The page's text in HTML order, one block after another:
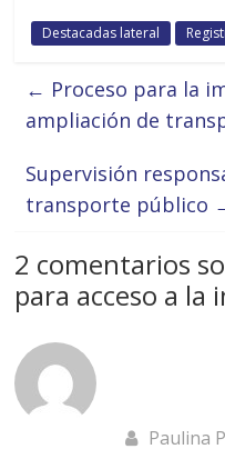
Destacadas lateral
← Proceso para la
ampliación de
Supervisión
transporte público
2 comentarios
para acceso a
Paulina